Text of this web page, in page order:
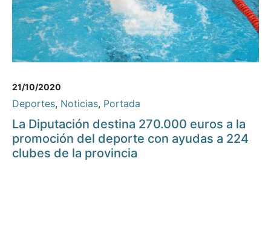
21/10/2020
Deportes, Noticias, Portada
La Diputación destina 270.000 euros a la
promoción del deporte con ayudas a 224
clubes de la provincia